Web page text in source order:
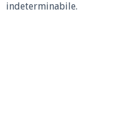
indeterminabile.